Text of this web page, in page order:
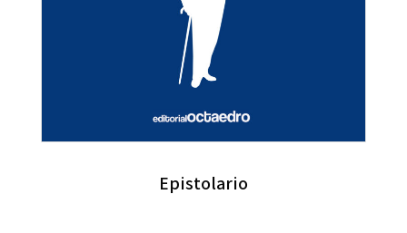
Epistolario